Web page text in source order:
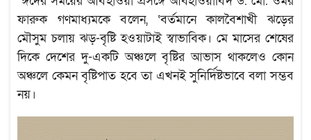
ফারুক গণমাধ্যমকে বলেন, ‘বর্তমানে কালবৈশাখী ঝড়ের
মৌসুম চলায় ঝড়-বৃষ্টি হওয়াটাই স্বাভাবিক। মে মাসের শেষের
দিকে দেশের দু-একটি অঞ্চলে বৃষ্টির আভাস থাকলেও কোন
অঞ্চলে কেমন বৃষ্টিপাত হবে তা এখনই সুনির্দিষ্টভাবে বলা সম্ভব
নয়।